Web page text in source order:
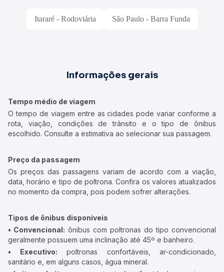
Itararé - Rodoviária São Paulo - Barra Funda
Informações gerais
Tempo médio de viagem
O tempo de viagem entre as cidades pode variar conforme a
rota, viação, condições de trânsito e o tipo de ônibus
escolhido. Consulte a estimativa ao selecionar sua passagem.
Preço da passagem
Os preços das passagens variam de acordo com a viação,
data, horário e tipo de poltrona. Confira os valores atualizados
no momento da compra, pois podem sofrer alterações.
Tipos de ônibus disponíveis
• Convencional: ônibus com poltronas do tipo convencional
geralmente possuem uma inclinação até 45º e banheiro.
• Executivo: poltronas confortáveis, ar-condicionado,
sanitário e, em alguns casos, água mineral.